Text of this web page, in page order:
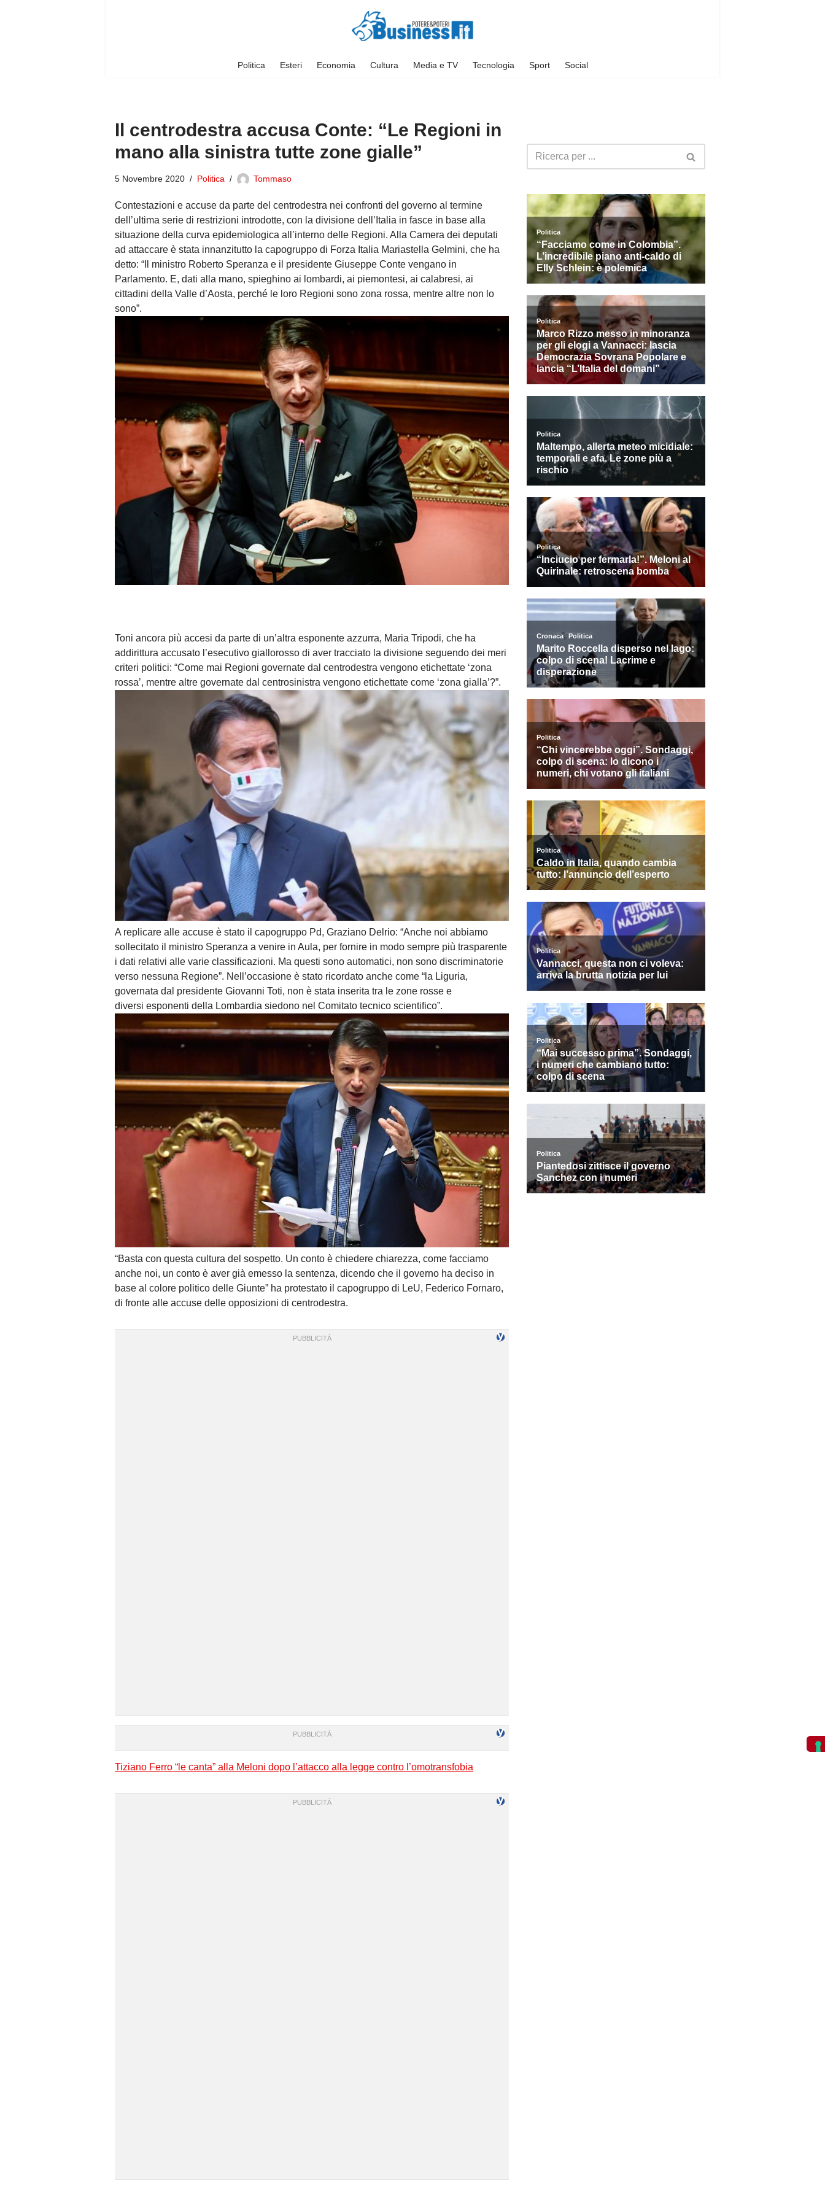
Politica Esteri Economia Cultura Media e TV Tecnologia Sport Social
Il centrodestra accusa Conte: “Le Regioni in
mano alla sinistra tutte zone gialle”
5 Novembre 2020 Politica Tommaso
Contestazioni e accuse da parte del centrodestra nei confronti del governo al termine
dell’ultima serie di restrizioni introdotte, con la divisione dell’Italia in fasce in base alla
situazione della curva epidemiologica all’interno delle Regioni. Al la Camera dei deputati
ad attaccare è stata innanzitutto la capogruppo di Forza Italia Mariastella Gelmini, che ha
detto: “ Il ministro Roberto Speranza e il presidente Giuseppe Conte vengano in
Parlamento. E, dati alla mano, spieghino ai lombardi, ai piemontesi, ai calabresi, ai
cittadini della Valle d’Aosta, perché le loro Regioni sono zona rossa, mentre altre non lo
sono”.
Toni ancora più accesi da parte di un’altra esponente azzurra, Maria Tripodi, che ha
addirittura accusato l’esecutivo giallorosso di aver tracciato la divisione seguendo dei meri
criteri politici: “Come mai Regioni governate dal centrodestra vengono etichettate ‘zona
rossa’, mentre altre governate dal centrosinistra vengono etichettate come ‘zona gialla’?”.
A replicare alle accuse è stato il capogruppo Pd, Graziano Delrio: “Anche noi abbiamo
sollecitato il ministro Speranza a venire in Aula, per fornire in modo sempre più trasparente
i dati relativi alle varie classificazioni. Ma questi sono automatici, non sono discriminatorie
verso nessuna Regione”. Nell’occasione è stato ricordato anche come “la Liguria,
governata dal presidente Giovanni Toti, non è stata inserita tra le zone rosse e
diversi esponenti della Lombardia siedono nel Comitato tecnico scientifico”.
“Basta con questa cultura del sospetto. Un conto è chiedere chiarezza, come facciamo
anche noi, un conto è aver già emesso la sentenza, dicendo che il governo ha deciso in
base al colore politico delle Giunte” ha protestato il capogruppo di LeU, Federico Fornaro,
di fronte alle accuse delle opposizioni di centrodestra.
Tiziano Ferro “le canta” alla Meloni dopo l’attacco alla legge contro l’omotransfobia